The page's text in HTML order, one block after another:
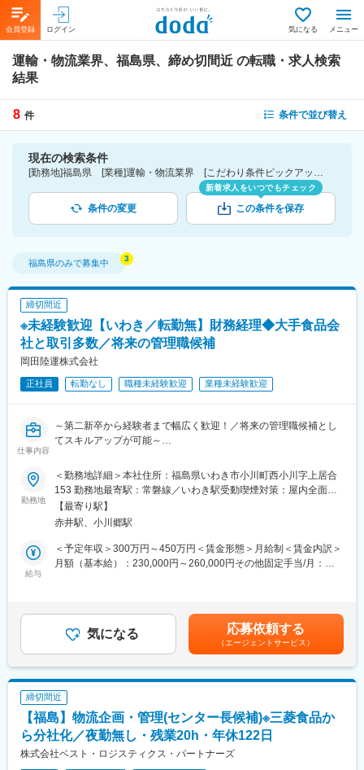
会員登録 ログイン 気になる メニュー
運輸・物流業界、福島県、締め切間近 の転職・求人検索
結果
8 件 条件で並び替え
現在の検索条件
[勤務地]福島県 [業種]運輸・物流業界 [こだわり条件ピックアップ]締切間近
条件の変更
新着求人をいつでもチェック
この条件を保存
福島県のみで募集中
締切間近
※未経験歓迎【いわき／転勤無】財務経理◆大手食品会
社と取引多数／将来の管理職候補
岡田陸運株式会社
正社員 転勤なし 職種未経験歓迎 業種未経験歓迎
仕事内容
～第二新卒から経験者まで幅広く歓迎！／将来の管理職候補とし
てスキルアップが可能～
■業務概要：
当社は冷蔵・冷凍食品の運送業を中心に、ガソリンスタンドの経
営や太陽光発電所の運営も行っている、いわき本社の企業です。
今回、財務・経理の業務を担当していただける方を募集します。
※将来の管理職候補としてご入社いただく想定です。未経験の方も
意欲があれば歓迎します。
・銀行交渉、対応（借入等の交渉は社長が担当）
・資金繰り管理
め、全体の統括・マネジメントも担っていただきます。
■入社後の流れ：
入社後、まずは現場の業務を理解していただくために、部長や課
長などから指導を受け業務を習得していきます。
勤務地
＜勤務地詳細＞本社住所：福島県いわき市小川町西小川字上居合
153 勤務地最寄駅：常磐線／いわき駅受動喫煙対策：屋内全面禁
煙変更の範囲：会社の定める事業所
【最寄り駅】
赤井駅、小川郷駅
給与
＜予定年収＞300万円～450万円＜賃金形態＞月給制＜賃金内訳＞
月額（基本給）：230,000円～260,000円その他固定手当/月：
り異なる賃金はあくまでも目安の金額であり、選考を通じて上下
する可能性があります。月給(月額)は固定手当を含めた表記です。
気になる 応募依頼する
（エージェントサービス）
締切間近
【福島】物流企画・管理(センター長候補)※三菱食品か
ら分社化／夜勤無し・残業20h・年休122日
株式会社ベスト・ロジスティクス・パートナーズ